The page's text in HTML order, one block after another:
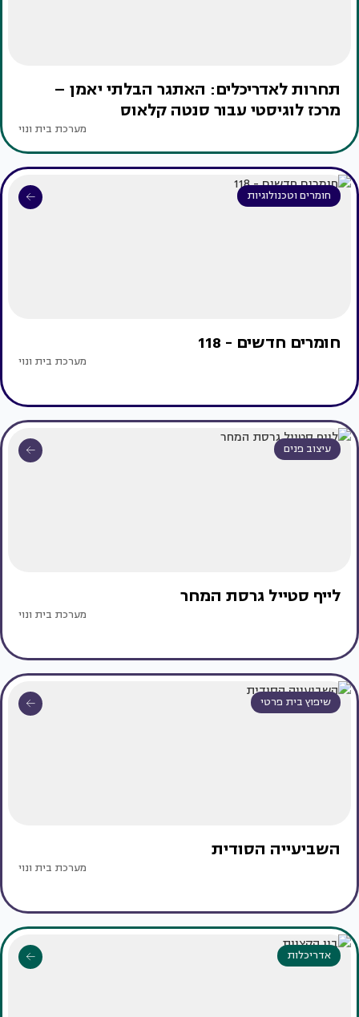
תחרות לאדריכלים: האתגר הבלתי יאמן –
מרכז לוגיסטי עבור סנטה קלאוס
מערכת בית ונוי
חומרים וטכנולוגיות
חומרים חדשים - 118
מערכת בית ונוי
עיצוב פנים
לייף סטייל גרסת המחר
מערכת בית ונוי
שיפוץ בית פרטי
השביעייה הסודית
מערכת בית ונוי
אדריכלות